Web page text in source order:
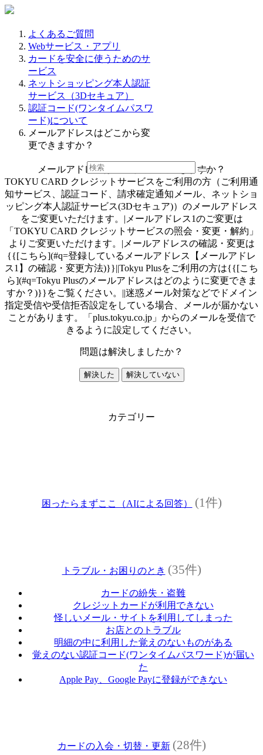
よくあるご質問
Webサービス・アプリ
カードを安全に使うためのサ
ービス
ネットショッピング本人認証
サービス（3Dセキュア）
認証コード(ワンタイムパスワ
ード)について
メールアドレスはどこから変
更できますか？
メールアドレスはどこから変更できますか？
TOKYU CARD クレジットサービスをご利用の方（ご利用通
知サービス、認証コード、請求確定通知メール、ネットショ
ッピング本人認証サービス(3Dセキュア)）のメールアドレス
をご変更いただけます。|メールアドレス1のご変更は
「TOKYU CARD クレジットサービスの照会・変更・解約」
よりご変更いただけます。|メールアドレスの確認・変更は
{{[こちら](#q=登録しているメールアドレス【メールアドレ
ス1】の確認・変更方法)}}||Tokyu Plusをご利用の方は{{[こち
ら](#q=Tokyu Plusのメールアドレスはどのように変更できま
すか？)}}をご覧ください。||迷惑メール対策などでドメイン
指定受信や受信拒否設定をしている場合、メールが届かない
ことがあります。「plus.tokyu.co.jp」からのメールを受信で
きるように設定してください。
問題は解決しましたか？
解決した 解決していない
カテゴリー
困ったらまずここ（AIによる回答） (1件)
トラブル・お困りのとき (35件)
カードの紛失・盗難
クレジットカードが利用できない
怪しいメール・サイトを利用してしまった
お店とのトラブル
明細の中に利用した覚えのないものがある
覚えのない認証コード(ワンタイムパスワード)が届い
た
Apple Pay、Google Payに登録ができない
カードの入会・切替・更新 (28件)